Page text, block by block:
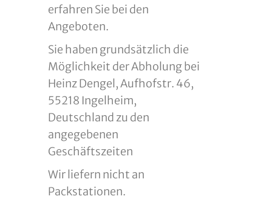
erfahren Sie bei den
Angeboten.
Sie haben grundsätzlich die
Möglichkeit der Abholung bei
Heinz Dengel, Aufhofstr. 46,
55218 Ingelheim,
Deutschland zu den
angegebenen
Geschäftszeiten
Wir liefern nicht an
Packstationen.